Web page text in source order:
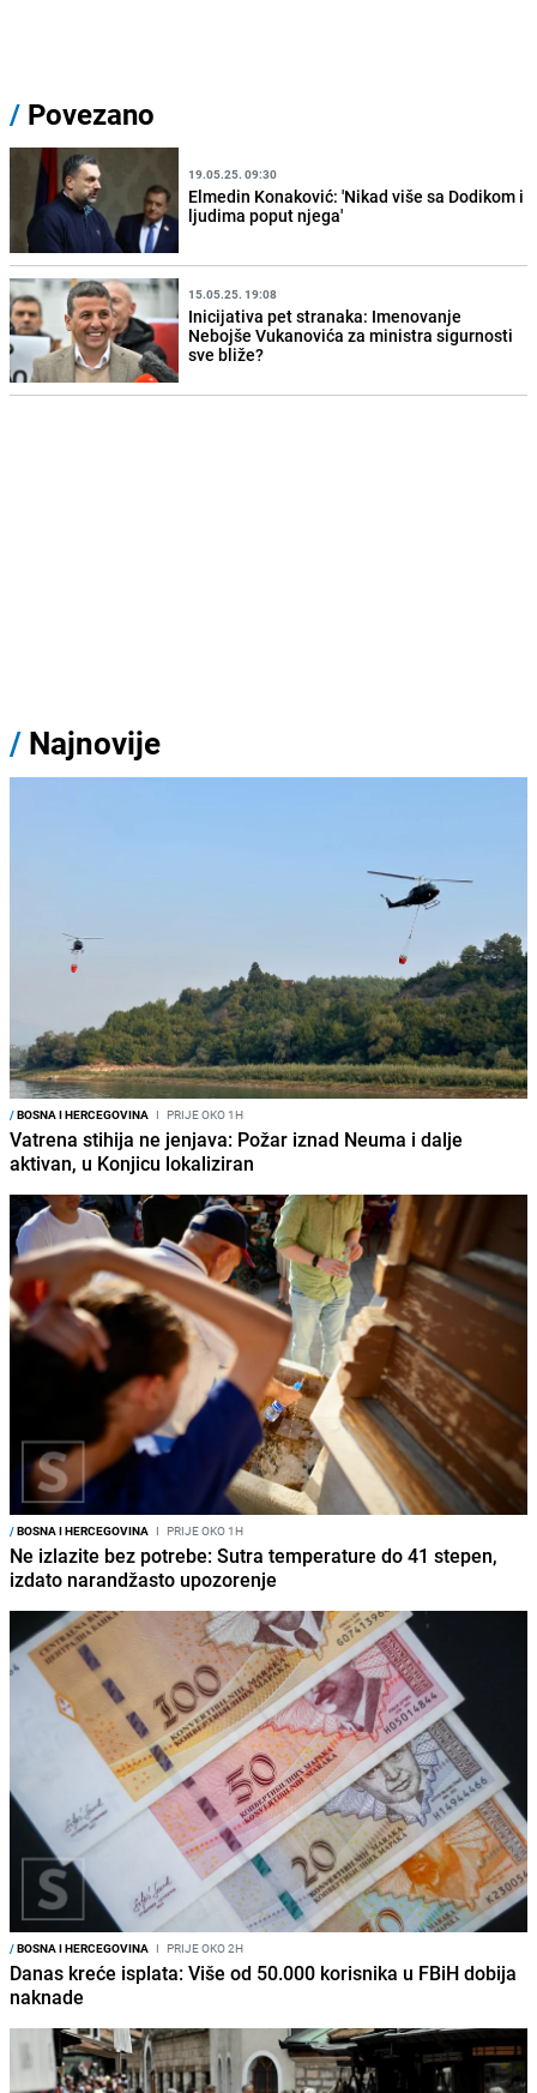
/ Povezano
19.05.25. 09:30
Elmedin Konaković: 'Nikad više sa Dodikom i
ljudima poput njega'
15.05.25. 19:08
Inicijativa pet stranaka: Imenovanje
Nebojše Vukanovića za ministra sigurnosti
sve bliže?
/ Najnovije
/BOSNA I HERCEGOVINA I PRIJE OKO 1H
Vatrena stihija ne jenjava: Požar iznad Neuma i dalje
aktivan, u Konjicu lokaliziran
/BOSNA I HERCEGOVINA I PRIJE OKO 1H
Ne izlazite bez potrebe: Sutra temperature do 41 stepen,
izdato narandžasto upozorenje
/BOSNA I HERCEGOVINA I PRIJE OKO 2H
Danas kreće isplata: Više od 50.000 korisnika u FBiH dobija
naknade